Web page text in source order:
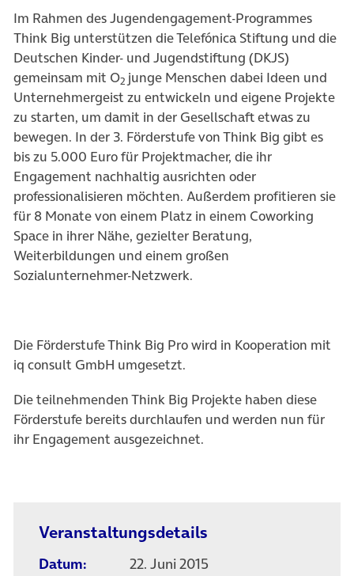
Im Rahmen des Jugendengagement-Programmes
Think Big unterstützen die Telefónica Stiftung und die
Deutschen Kinder- und Jugendstiftung (DKJS)
gemeinsam mit O2 junge Menschen dabei Ideen und
Unternehmergeist zu entwickeln und eigene Projekte
zu starten, um damit in der Gesellschaft etwas zu
bewegen. In der 3. Förderstufe von Think Big gibt es
bis zu 5.000 Euro für Projektmacher, die ihr
Engagement nachhaltig ausrichten oder
professionalisieren möchten. Außerdem profitieren sie
für 8 Monate von einem Platz in einem Coworking
Space in ihrer Nähe, gezielter Beratung,
Weiterbildungen und einem großen
Sozialunternehmer-Netzwerk.
Die Förderstufe Think Big Pro wird in Kooperation mit
iq consult GmbH umgesetzt.
Die teilnehmenden Think Big Projekte haben diese
Förderstufe bereits durchlaufen und werden nun für
ihr Engagement ausgezeichnet.
Veranstaltungsdetails
Datum:
22. Juni 2015